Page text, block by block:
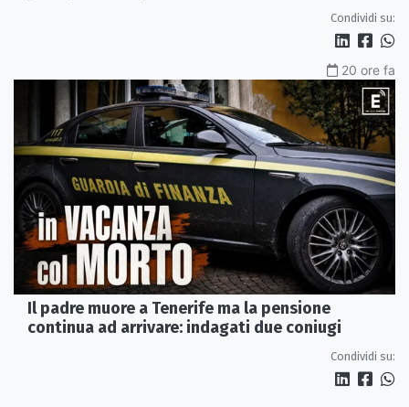
Condividi su:
20 ore fa
Il padre muore a Tenerife ma la pensione
continua ad arrivare: indagati due coniugi
Condividi su: